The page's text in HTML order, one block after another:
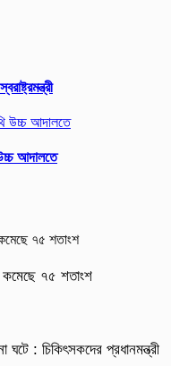
উচ্চ আদালতে
৭৫ শতাংশ
ঘটে : চিকিৎসকদের প্রধানমন্ত্রী